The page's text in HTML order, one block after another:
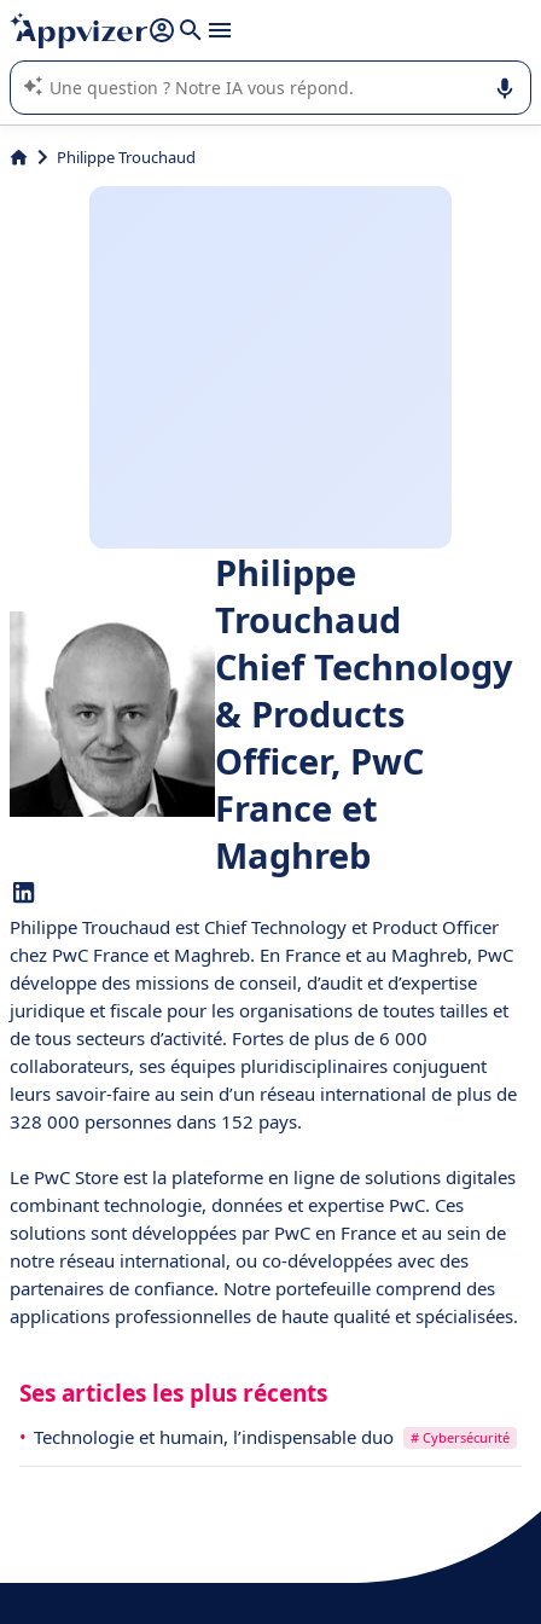
répondre (plusieurs lignes avec
L'IA de Appvizer vous guide dans l'utilisation ou la sélection de
logiciel SaaS en entreprise.
Philippe Trouchaud
Philippe
Trouchaud
Chief Technology
& Products
Officer, PwC
France et
Maghreb
Philippe Trouchaud est Chief Technology et Product Officer
chez PwC France et Maghreb. En France et au Maghreb, PwC
développe des missions de conseil, d’audit et d’expertise
juridique et fiscale pour les organisations de toutes tailles et
de tous secteurs d’activité. Fortes de plus de 6 000
collaborateurs, ses équipes pluridisciplinaires conjuguent
leurs savoir-faire au sein d’un réseau international de plus de
328 000 personnes dans 152 pays.
Le PwC Store est la plateforme en ligne de solutions digitales
combinant technologie, données et expertise PwC. Ces
solutions sont développées par PwC en France et au sein de
notre réseau international, ou co-développées avec des
partenaires de confiance. Notre portefeuille comprend des
applications professionnelles de haute qualité et spécialisées.
Ses articles les plus récents
Technologie et humain, l’indispensable duo # Cybersécurité